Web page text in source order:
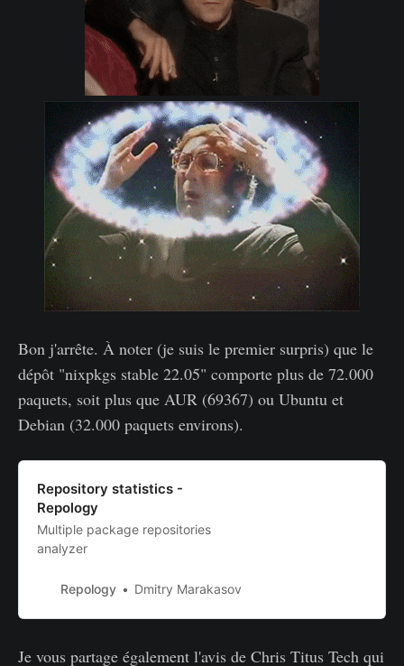
Bon j'arrête. À noter (je suis le premier surpris) que le
dépôt "nixpkgs stable 22.05" comporte plus de 72.000
paquets, soit plus que AUR (69367) ou Ubuntu et
Debian (32.000 paquets environs).
Repository statistics -
Repology
Multiple package repositories
analyzer
Repology Dmitry Marakasov
Je vous partage également l'avis de Chris Titus Tech qui